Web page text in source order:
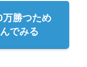
万勝つため
でみる